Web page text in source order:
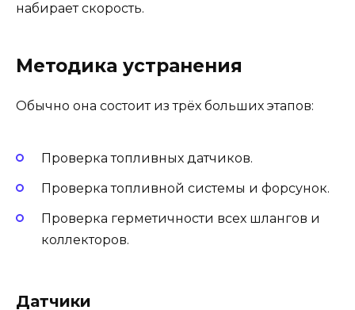
набирает скорость.
Методика устранения
Обычно она состоит из трёх больших этапов:
Проверка топливных датчиков.
Проверка топливной системы и форсунок.
Проверка герметичности всех шлангов и
коллекторов.
Датчики